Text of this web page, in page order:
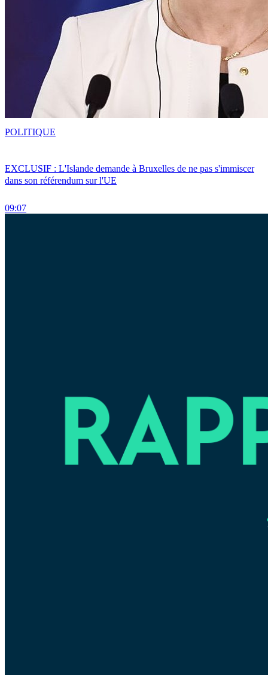
EXCLUSIF : L'Islande demande à Bruxelles de ne pas s'immiscer
dans son référendum sur l'UE
09:07
POLITIQUE